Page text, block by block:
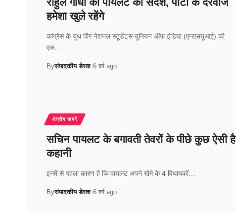
हमेशा खुले रहेंगे
कांग्रेस के यूथ विंग नेशनल स्टूडेंट्स यूनियन ऑफ इंडिया (एनएसयूआई) की
एक…
Byसंपादकीय डेस्क 6 वर्ष ago
क्षेत्रीय खबरें
सचिन पायलट के बगावती तेवरों के पीछे कुछ ऐसी है
कहानी
इनमें से पहला कारण है कि पायलट अपने खेमे के 4 विधायकों…
Byसंपादकीय डेस्क 6 वर्ष ago